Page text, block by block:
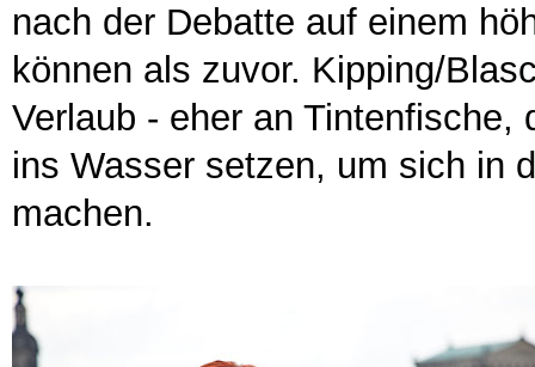
nach der Debatte auf einem
können als zuvor. Kipping/
Verlaub - eher an Tintenfische,
ins Wasser setzen, um sich in
machen.